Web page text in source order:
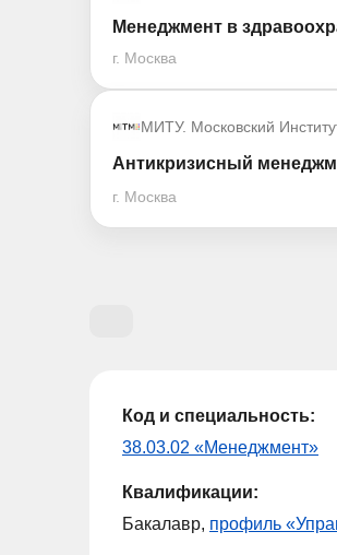
Менеджмент в
г. Москва
МИТУ. Московский
Антикризисный
г. Москва
Код и специальность:
38.03.02 «Менеджмент»
Квалификации:
Бакалавр, профиль